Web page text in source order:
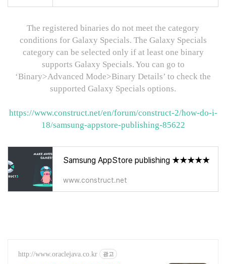
The registered binaries do not meet the category
conditions for Galaxy Specials. The Galaxy Specials
category can be selected only if at least one binary
supports Galaxy Specials. You can go to
‘Binary>Advanced Mode>Binary Details’ to check the
supported Galaxy Specials options.
https://www.construct.net/en/forum/construct-2/how-do-i-
18/samsung-appstore-publishing-85622
Samsung AppStore publishing ★★★★★
www.construct.net
http://www.oraclejava.co.kr 광고